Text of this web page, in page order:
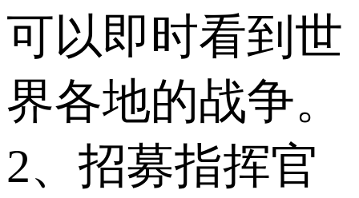
可以即时看到世
界各地的战争。
2、招募指挥官